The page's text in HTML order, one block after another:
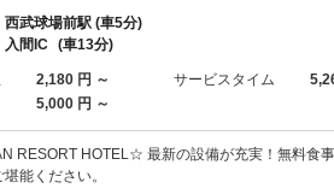
西武球場前駅 (車5分)
入間IC (車13分)
2,180 円 ～ サービスタイム
5,000 円 ～
RESORT HOTEL☆ 最新の設備が充実！無料食
能ください。